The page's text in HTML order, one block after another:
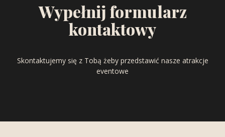
Wypełnij formularz
kontaktowy
Skontaktujemy się z Tobą żeby przedstawić nasze atrakcje
eventowe